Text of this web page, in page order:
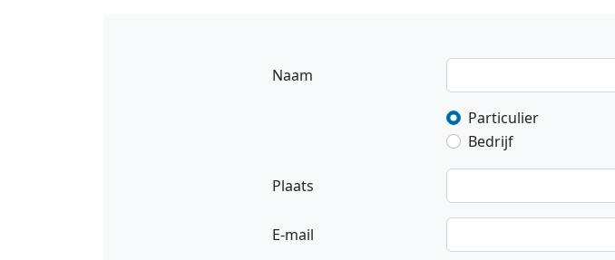
Naam
Particulier
Bedrijf
Plaats
E-mail